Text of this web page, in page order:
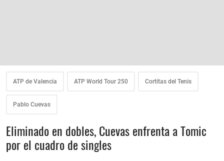
ATP de Valencia ATP World Tour 250 Cortitas del Tenis
Pablo Cuevas
Eliminado en dobles, Cuevas enfrenta a Tomic
por el cuadro de singles